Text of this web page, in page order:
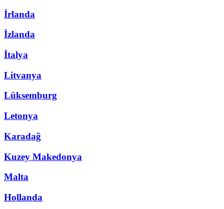
İrlanda
İzlanda
İtalya
Litvanya
Lüksemburg
Letonya
Karadağ
Kuzey Makedonya
Malta
Hollanda